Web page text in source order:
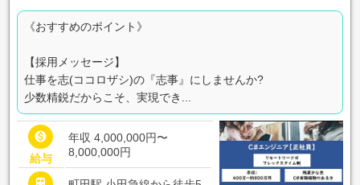
《おすすめのポイント》
【採用メッセージ】
仕事を志(ココロザシ)の『志事』にしませんか?
少数精鋭だからこそ、実現でき...

給与
年収 4,000,000円〜
8,000,000円